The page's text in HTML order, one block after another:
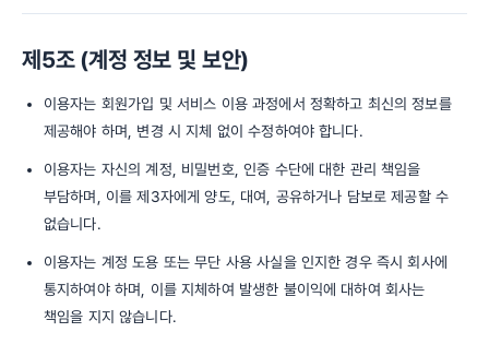
제5조 (계정 정보 및 보안)
이용자는 회원가입 및 서비스 이용 과정에서 정확하고 최신의 정보를
제공해야 하며, 변경 시 지체 없이 수정하여야 합니다.
이용자는 자신의 계정, 비밀번호, 인증 수단에 대한 관리 책임을
부담하며, 이를 제3자에게 양도, 대여, 공유하거나 담보로 제공할 수
없습니다.
이용자는 계정 도용 또는 무단 사용 사실을 인지한 경우 즉시 회사에
통지하여야 하며, 이를 지체하여 발생한 불이익에 대하여 회사는
책임을 지지 않습니다.